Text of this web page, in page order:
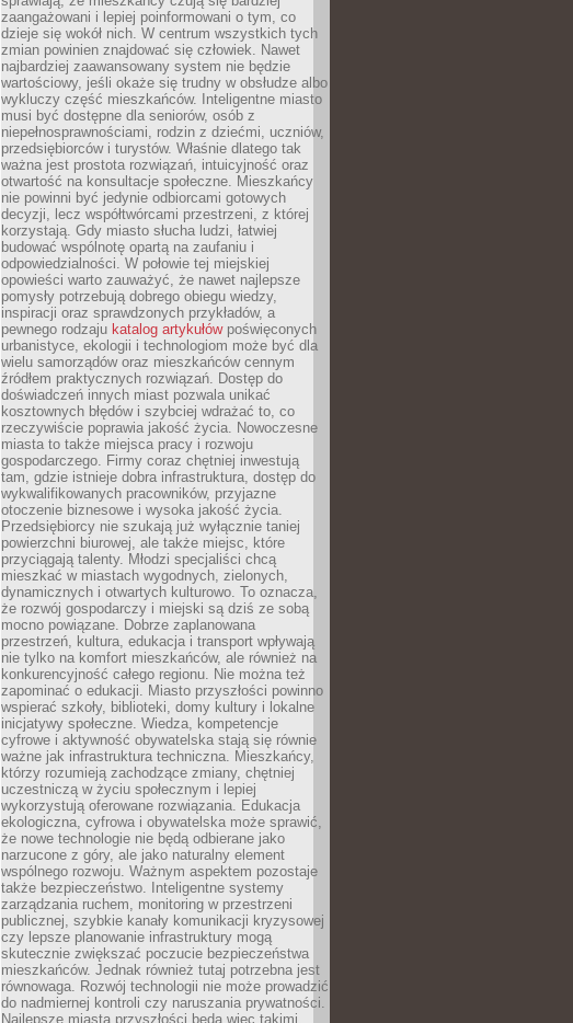
zaangażowani i lepiej poinformowani o tym, co
dzieje się wokół nich. W centrum wszystkich tych
zmian powinien znajdować się człowiek. Nawet
najbardziej zaawansowany system nie będzie
wartościowy, jeśli okaże się trudny w obsłudze albo
wykluczy część mieszkańców. Inteligentne miasto
musi być dostępne dla seniorów, osób z
niepełnosprawnościami, rodzin z dziećmi, uczniów,
przedsiębiorców i turystów. Właśnie dlatego tak
ważna jest prostota rozwiązań, intuicyjność oraz
otwartość na konsultacje społeczne. Mieszkańcy
nie powinni być jedynie odbiorcami gotowych
decyzji, lecz współtwórcami przestrzeni, z której
korzystają. Gdy miasto słucha ludzi, łatwiej
budować wspólnotę opartą na zaufaniu i
odpowiedzialności. W połowie tej miejskiej
opowieści warto zauważyć, że nawet najlepsze
pomysły potrzebują dobrego obiegu wiedzy,
inspiracji oraz sprawdzonych przykładów, a
pewnego rodzaju katalog artykułówpoświęconych
urbanistyce, ekologii i technologiom może być dla
wielu samorządów oraz mieszkańców cennym
źródłem praktycznych rozwiązań. Dostęp do
doświadczeń innych miast pozwala unikać
kosztownych błędów i szybciej wdrażać to, co
rzeczywiście poprawia jakość życia. Nowoczesne
miasta to także miejsca pracy i rozwoju
gospodarczego. Firmy coraz chętniej inwestują
tam, gdzie istnieje dobra infrastruktura, dostęp do
wykwalifikowanych pracowników, przyjazne
otoczenie biznesowe i wysoka jakość życia.
Przedsiębiorcy nie szukają już wyłącznie taniej
powierzchni biurowej, ale także miejsc, które
przyciągają talenty. Młodzi specjaliści chcą
mieszkać w miastach wygodnych, zielonych,
dynamicznych i otwartych kulturowo. To oznacza,
że rozwój gospodarczy i miejski są dziś ze sobą
mocno powiązane. Dobrze zaplanowana
przestrzeń, kultura, edukacja i transport wpływają
nie tylko na komfort mieszkańców, ale również na
konkurencyjność całego regionu. Nie można też
zapominać o edukacji. Miasto przyszłości powinno
wspierać szkoły, biblioteki, domy kultury i lokalne
inicjatywy społeczne. Wiedza, kompetencje
cyfrowe i aktywność obywatelska stają się równie
ważne jak infrastruktura techniczna. Mieszkańcy,
którzy rozumieją zachodzące zmiany, chętniej
uczestniczą w życiu społecznym i lepiej
wykorzystują oferowane rozwiązania. Edukacja
ekologiczna, cyfrowa i obywatelska może sprawić,
że nowe technologie nie będą odbierane jako
narzucone z góry, ale jako naturalny element
wspólnego rozwoju. Ważnym aspektem pozostaje
także bezpieczeństwo. Inteligentne systemy
zarządzania ruchem, monitoring w przestrzeni
publicznej, szybkie kanały komunikacji kryzysowej
czy lepsze planowanie infrastruktury mogą
skutecznie zwiększać poczucie bezpieczeństwa
mieszkańców. Jednak również tutaj potrzebna jest
równowaga. Rozwój technologii nie może prowadzić
do nadmiernej kontroli czy naruszania prywatności.
Najlepsze miasta przyszłości będą więc takimi,